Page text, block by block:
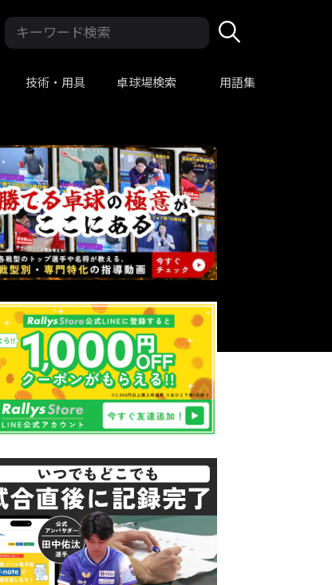
技術・用具 卓球場検索 用語集